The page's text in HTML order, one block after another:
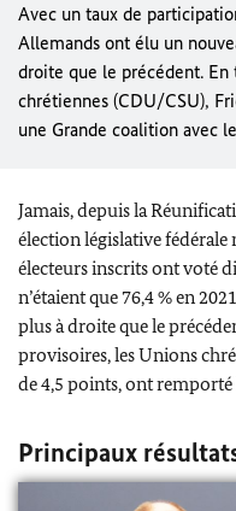
Avec un taux de
Allemands ont élu un
droite que le précédent.
chrétiennes (CDU/CSU),
une Grande coalition avec
Jamais, depuis la
élection législative fédérale
électeurs inscrits ont voté
n’étaient que 76,4 % en
plus à droite que le
provisoires, les Unions
de 4,5 points, ont remporté
Principaux